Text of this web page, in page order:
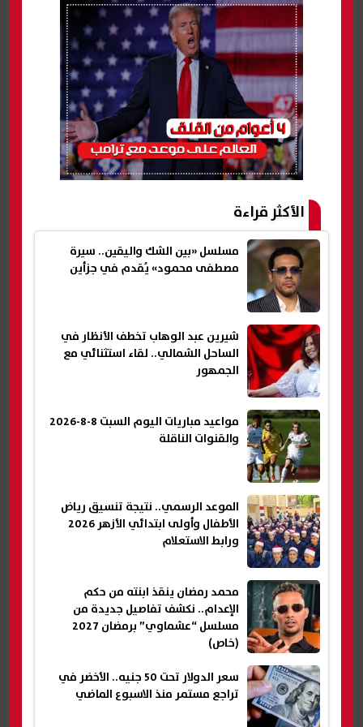
الأكثر قراءة
مسلسل «بين الشك واليقين.. سيرة
مصطفى محمود» يُقدم في جزأين
شيرين عبد الوهاب تخطف الأنظار في
الساحل الشمالي.. لقاء استثنائي مع
الجمهور
مواعيد مباريات اليوم السبت 8-8-2026
والقنوات الناقلة
الموعد الرسمي.. نتيجة تنسيق رياض
الأطفال وأولى ابتدائي الأزهر 2026
ورابط الاستعلام
محمد رمضان ينقذ ابنته من حكم
الإعدام.. نكشف تفاصيل جديدة من
مسلسل “عشماوي” برمضان 2027
(خاص)
سعر الدولار تحت 50 جنيه.. الأخضر في
تراجع مستمر منذ الاسبوع الماضي